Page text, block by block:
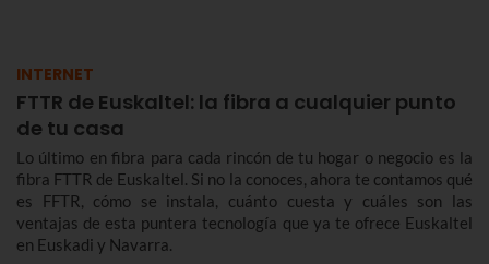
INTERNET
FTTR de Euskaltel: la fibra a cualquier punto
de tu casa
Lo último en fibra para cada rincón de tu hogar o negocio es la
fibra FTTR de Euskaltel. Si no la conoces, ahora te contamos qué
es FFTR, cómo se instala, cuánto cuesta y cuáles son las
ventajas de esta puntera tecnología que ya te ofrece Euskaltel
en Euskadi y Navarra.